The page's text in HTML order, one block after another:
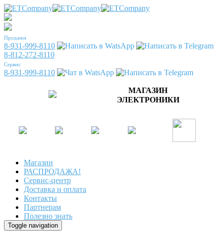
Продажи
8-931-999-8110
8-812-272-8110
Сервис
8-931-999-8110
МАГАЗИН
ЭЛЕКТРОНИКИ
Магазин
РАСПРОДАЖА!
Сервис-центр
Доставка и оплата
Контакты
Партнерам
Полезно знать
Toggle navigation